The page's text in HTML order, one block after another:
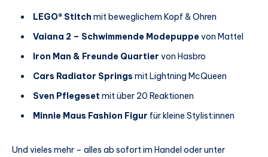
LEGO® Stitch mit beweglichem Kopf & Ohren
Vaiana 2 – Schwimmende Modepuppevon Mattel
Iron Man & Freunde Quartier von Hasbro
Cars Radiator Springs mit Lightning McQueen
Sven Pflegeset mit über 20 Reaktionen
Minnie Maus Fashion Figur für kleine Stylist:innen
Und vieles mehr – alles ab sofort im Handel oder unter